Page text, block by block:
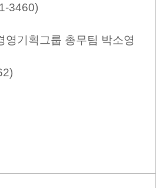
3460)
영기획그룹 총무팀 박소영